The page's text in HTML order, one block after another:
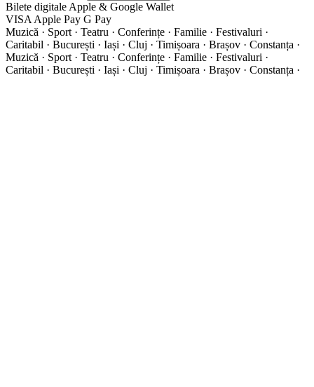
Bilete digitale Apple & Google Wallet
VISA Apple Pay G Pay
Muzică · Sport · Teatru · Conferințe · Familie · Festivaluri ·
Caritabil · București · Iași · Cluj · Timișoara · Brașov · Constanța ·
Muzică · Sport · Teatru · Conferințe · Familie · Festivaluri ·
Caritabil · București · Iași · Cluj · Timișoara · Brașov · Constanța ·